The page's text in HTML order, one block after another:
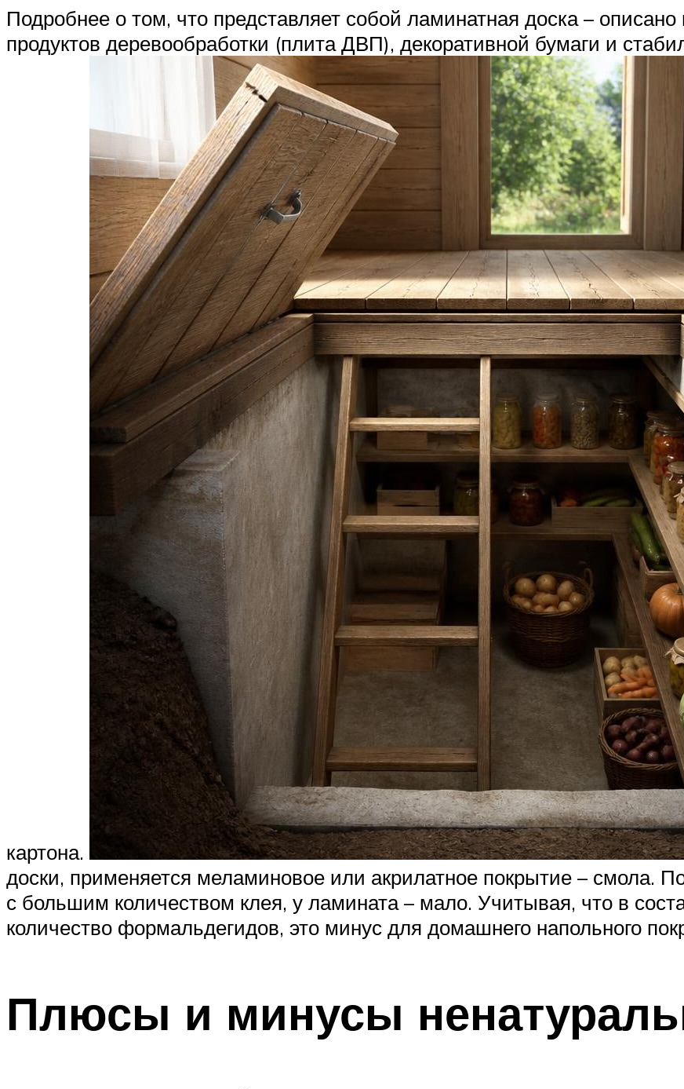
Подробнее о том, что представляет собой ламинатная доска –
продуктов деревообработки (плита ДВП), декоративной бумаги и
картона.
доски, применяется меламиновое или акрилатное покрытие – смола.
с большим количеством клея, у ламината – мало. Учитывая, что в
количество формальдегидов, это минус для домашнего напольного
Плюсы и минусы